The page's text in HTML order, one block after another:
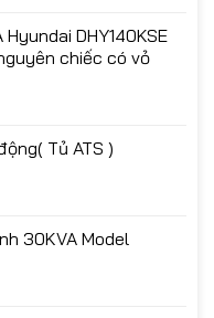
DHY140KSE
chiếc có vỏ
Tủ ATS )
30KVA Model